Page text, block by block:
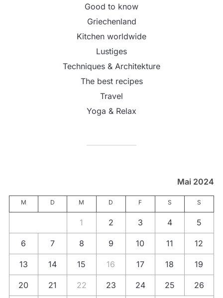
Good to know
Griechenland
Kitchen worldwide
Lustiges
Techniques & Architekture
The best recipes
Travel
Yoga & Relax
Mai 2024
M D M D F S S
1 2 3 4 5
6 7 8 9 10 11 12
13 14 15 16 17 18 19
20 21 22 23 24 25 26